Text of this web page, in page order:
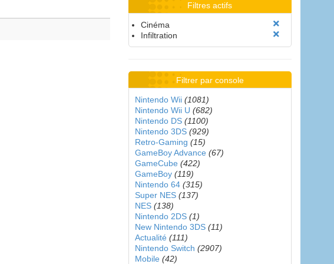
Filtres actifs
Cinéma
Infiltration
Filtrer par console
Nintendo Wii (1081)
Nintendo Wii U (682)
Nintendo DS (1100)
Nintendo 3DS (929)
Retro-Gaming (15)
GameBoy Advance (67)
GameCube (422)
GameBoy (119)
Nintendo 64 (315)
Super NES (137)
NES (138)
Nintendo 2DS (1)
New Nintendo 3DS (11)
Actualité (111)
Nintendo Switch (2907)
Mobile (42)